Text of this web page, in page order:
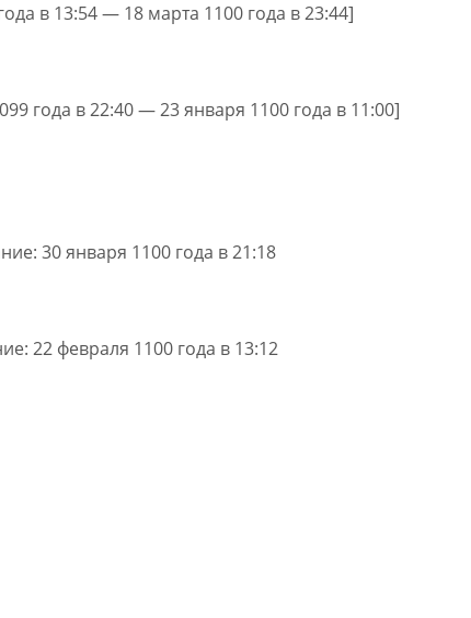
в 13:54 — 18 марта 1100 года в 23:44]
года в 22:40 — 23 января 1100 года в 11:00]
30 января 1100 года в 21:18
22 февраля 1100 года в 13:12